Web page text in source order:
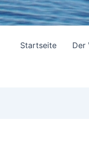
Startseite Der